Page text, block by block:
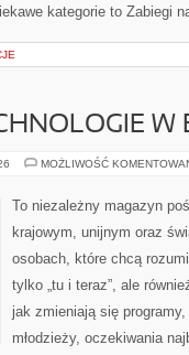
kategorie to Zabiegi
W
MOŻLIWOŚĆ
To niezależny magazyn
krajowym, unijnym oraz
osobach, które chcą
tylko „tu i teraz”, ale
jak zmieniają się
młodzieży, oczekiwania